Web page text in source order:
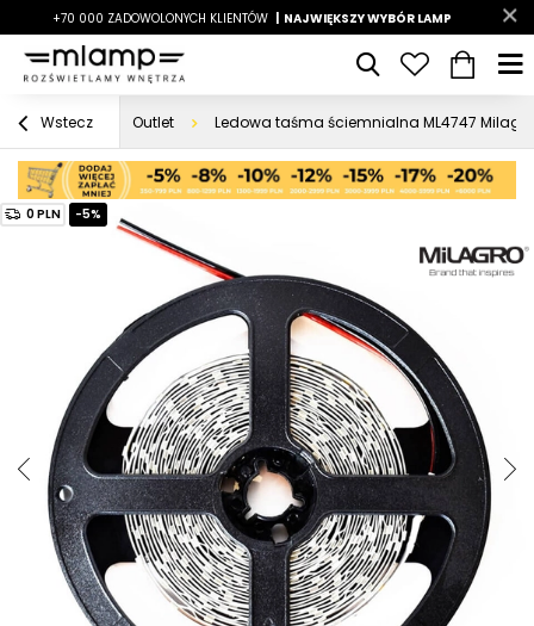
-7% LATO7
+70 000 ZADOWOLONYCH KLIENTÓW | NAJWIĘKSZY WYBÓR LAMP
| |
Wstecz Outlet Ledowa taśma ściemnialna ML4747
0 PLN -5%